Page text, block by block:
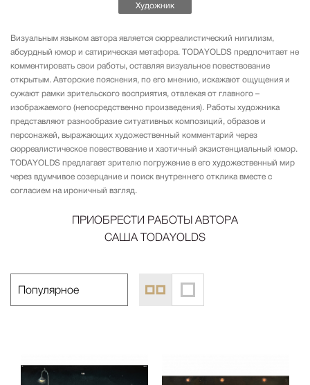
Художник
Визуальным языком автора является сюрреалистический нигилизм,
абсурдный юмор и сатирическая метафора. TODAYOLDS предпочитает не
комментировать свои работы, оставляя визуальное повествование
открытым. Авторские пояснения, по его мнению, искажают ощущения и
сужают рамки зрительского восприятия, отвлекая от главного –
изображаемого (непосредственно произведения). Работы художника
представляют разнообразие ситуативных композиций, образов и
персонажей, выражающих художественный комментарий через
сюрреалистическое повествование и хаотичный экзистенциальный юмор.
TODAYOLDS предлагает зрителю погружение в его художественный мир
через вдумчивое созерцание и поиск внутреннего отклика вместе с
согласием на ироничный взгляд.
ПРИОБРЕСТИ РАБОТЫ АВТОРА
САША TODAYOLDS